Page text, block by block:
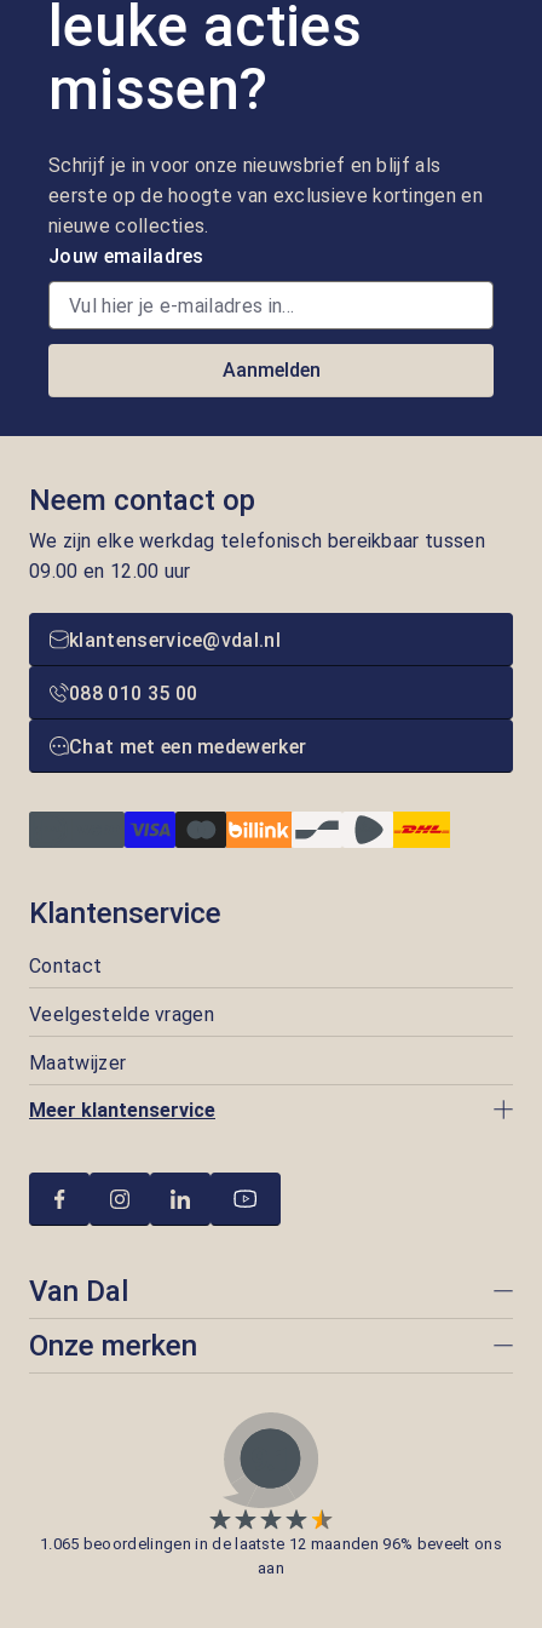
leuke acties
missen?
Schrijf je in voor onze nieuwsbrief en blijf als
eerste op de hoogte van exclusieve kortingen en
nieuwe collecties.
Jouw emailadres
Aanmelden
Neem contact op
We zijn elke werkdag telefonisch bereikbaar tussen
09.00 en 12.00 uur
klantenservice@vdal.nl
088 010 35 00
Chat met een medewerker
Klantenservice
Contact
Veelgestelde vragen
Maatwijzer
Meer klantenservice
Van Dal
Onze merken
1.065 beoordelingen in de laatste 12 maanden 96% beveelt ons
aan